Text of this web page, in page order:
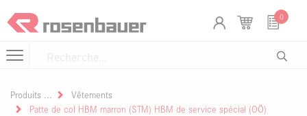
0
Produits
Vêtements
Patte de col HBM marron (STM) HBM de service spécial (OÖ)